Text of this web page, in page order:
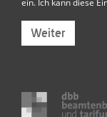
Weiter